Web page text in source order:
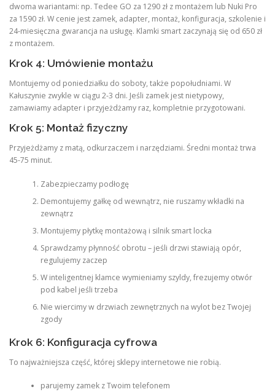
dwoma wariantami: np. Tedee GO za 1290 zł z montażem lub Nuki Pro
za 1590 zł. W cenie jest zamek, adapter, montaż, konfiguracja, szkolenie i
24-miesięczna gwarancja na usługę. Klamki smart zaczynają się od 650 zł
z montażem.
Krok 4: Umówienie montażu
Montujemy od poniedziałku do soboty, także popołudniami. W
Kałuszynie zwykle w ciągu 2-3 dni. Jeśli zamek jest nietypowy,
zamawiamy adapter i przyjeżdżamy raz, kompletnie przygotowani.
Krok 5: Montaż fizyczny
Przyjeżdżamy z matą, odkurzaczem i narzędziami. Średni montaż trwa
45-75 minut.
Zabezpieczamy podłogę
Demontujemy gałkę od wewnątrz, nie ruszamy wkładki na
zewnątrz
Montujemy płytkę montażową i silnik smart locka
Sprawdzamy płynność obrotu – jeśli drzwi stawiają opór,
regulujemy zaczep
W inteligentnej klamce wymieniamy szyldy, frezujemy otwór
pod kabel jeśli trzeba
Nie wiercimy w drzwiach zewnętrznych na wylot bez Twojej
zgody
Krok 6: Konfiguracja cyfrowa
To najważniejsza część, której sklepy internetowe nie robią.
parujemy zamek z Twoim telefonem